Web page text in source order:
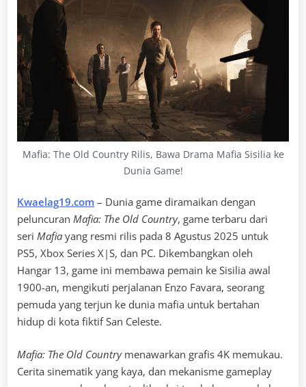
Mafia: The Old Country Rilis, Bawa Drama Mafia Sisilia ke
Dunia Game!
Kwaelag19.com – Dunia game diramaikan dengan
peluncuran Mafia: The Old Country, game terbaru dari
seri Mafia yang resmi rilis pada 8 Agustus 2025 untuk
PS5, Xbox Series X|S, dan PC. Dikembangkan oleh
Hangar 13, game ini membawa pemain ke Sisilia awal
1900-an, mengikuti perjalanan Enzo Favara, seorang
pemuda yang terjun ke dunia mafia untuk bertahan
hidup di kota fiktif San Celeste.
Mafia: The Old Countrymenawarkan grafis 4K memukau.
Cerita sinematik yang kaya, dan mekanisme gameplay